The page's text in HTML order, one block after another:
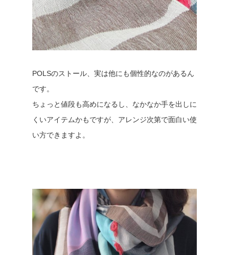
POLSのストール、実は他にも個性的なのがあるん
です。
ちょっと値段も高めになるし、なかなか手を出しに
くいアイテムかもですが、アレンジ次第で面白い使
い方できますよ。